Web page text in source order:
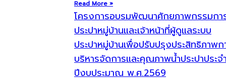
Read More »
โครงการอบรมพัฒนาศักยภาพกรรมกา
ประปาหมู่บ้านและเจ้าหน้าที่ผู้ดูแลระบบ
ประปาหมู่บ้านเพื่อปรับปรุงประสิทธิภาพก
บริหารจัดการและคุณภาพน้ำประปาประจ
ปีงบประมาณ พ.ศ.2569